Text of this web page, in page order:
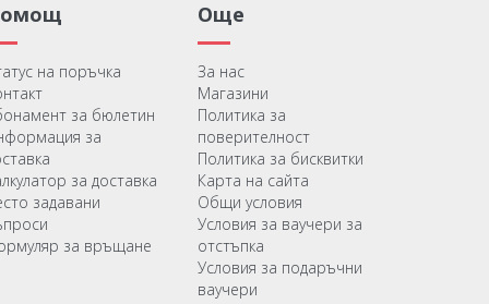
на поръчка
за бюлетин
за
за доставка
задавани
за връщане
Още
За нас
Магазини
Политика за
поверителност
Политика за бисквитки
Карта на сайта
Общи условия
Условия за ваучери за
отстъпка
Условия за подаръчни
ваучери